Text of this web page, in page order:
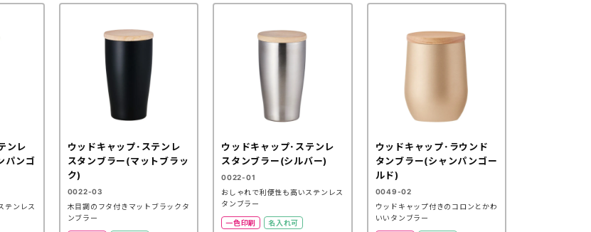
ンレ
パンゴ
テンレス
ウッドキャップ･ステンレ
スタンブラー(マットブラッ
ク)
0022-03
木目調のフタ付きマットブラックタ
ンブラー
ウッドキャップ･ステンレ
スタンブラー(シルバー)
0022-01
おしゃれで利便性も高いステンレス
タンブラー
一色印刷 名入れ可
ウッドキャップ･ラウンド
タンブラー(シャンパンゴー
ルド)
0049-02
ウッドキャップ付きのコロンとかわ
いいタンブラー